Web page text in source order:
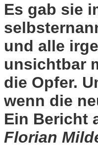
Es gab sie
und alle
unsichtbar
die Opfer.
wenn die
Ein Bericht
Florian